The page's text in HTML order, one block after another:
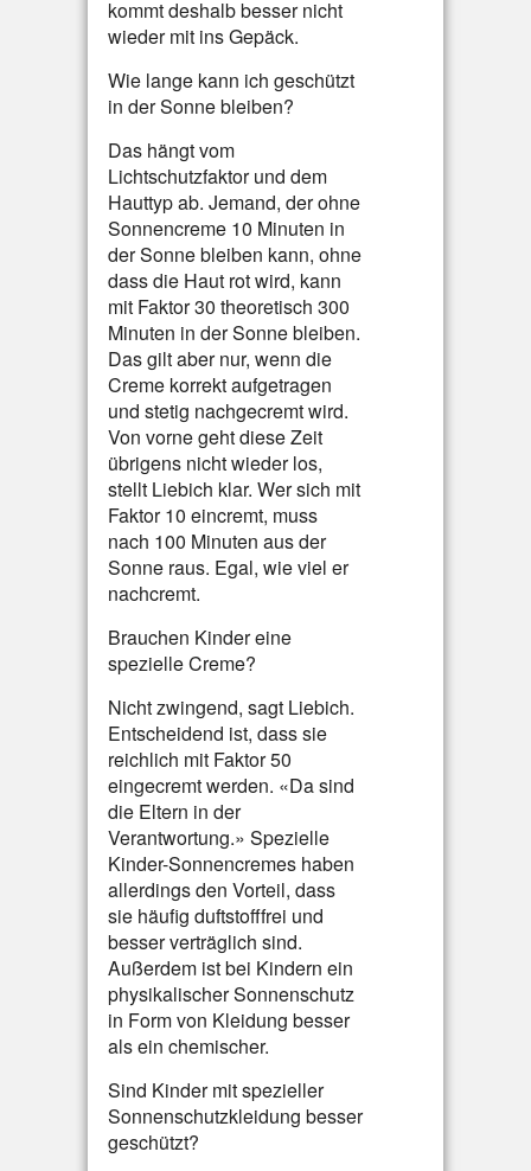
kommt deshalb besser nicht
wieder mit ins Gepäck.
Wie lange kann ich geschützt
in der Sonne bleiben?
Das hängt vom
Lichtschutzfaktor und dem
Hauttyp ab. Jemand, der ohne
Sonnencreme 10 Minuten in
der Sonne bleiben kann, ohne
dass die Haut rot wird, kann
mit Faktor 30 theoretisch 300
Minuten in der Sonne bleiben.
Das gilt aber nur, wenn die
Creme korrekt aufgetragen
und stetig nachgecremt wird.
Von vorne geht diese Zeit
übrigens nicht wieder los,
stellt Liebich klar. Wer sich mit
Faktor 10 eincremt, muss
nach 100 Minuten aus der
Sonne raus. Egal, wie viel er
nachcremt.
Brauchen Kinder eine
spezielle Creme?
Nicht zwingend, sagt Liebich.
Entscheidend ist, dass sie
reichlich mit Faktor 50
eingecremt werden. «Da sind
die Eltern in der
Verantwortung.» Spezielle
Kinder-Sonnencremes haben
allerdings den Vorteil, dass
sie häufig duftstofffrei und
besser verträglich sind.
Außerdem ist bei Kindern ein
physikalischer Sonnenschutz
in Form von Kleidung besser
als ein chemischer.
Sind Kinder mit spezieller
Sonnenschutzkleidung besser
geschützt?